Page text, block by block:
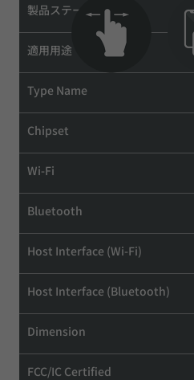
製品ステータス
適用用途
Type Name
Chipset
Wi-Fi
Bluetooth
Host Interface (Wi-Fi)
Host Interface (Bluetooth)
Dimension
FCC/IC Certified